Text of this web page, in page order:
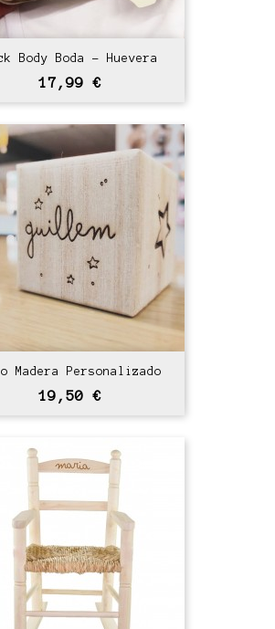
Body Boda - Huevera
Precio
17,99 €
Madera Personalizado
Precio
19,50 €